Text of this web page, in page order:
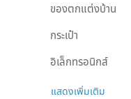
ของตกแต่งบ้าน
กระเป๋า
อิเล็กทรอนิกส์
แสดงเพิ่มเติม